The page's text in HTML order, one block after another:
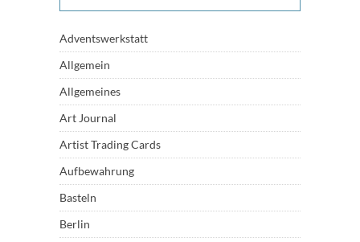
Adventswerkstatt
Allgemein
Allgemeines
Art Journal
Artist Trading Cards
Aufbewahrung
Basteln
Berlin